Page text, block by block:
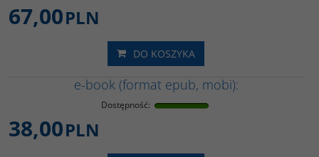
67,00PLN
DO KOSZYKA
e-book (format epub, mobi):
Dostępność:
38,00PLN